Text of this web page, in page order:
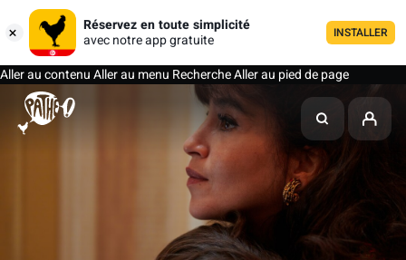
Réservez en toute simplicité
avec notre app gratuite
INSTALLER
Aller au contenuAller au menu RechercheAller au pied de page